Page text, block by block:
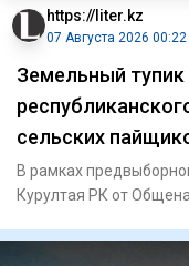
https://liter.kz
07 Августа 2026 00:22
Земельный
сельских
В рамках
Курултая РК от